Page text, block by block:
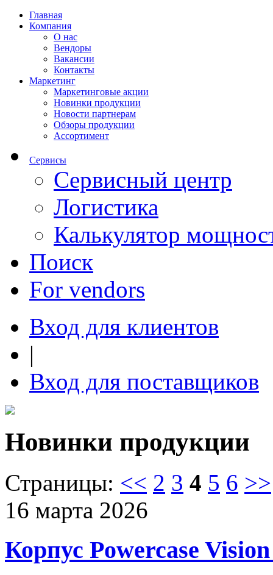
Главная
Компания
О нас
Вендоры
Вакансии
Контакты
Маркетинг
Маркетинговые акции
Новинки продукции
Новости партнерам
Обзоры продукции
Ассортимент
Сервисы
Сервисный центр
Логистика
Калькулятор
Поиск
For vendors
Вход для клиентов
|
Вход для поставщиков
Новинки продукции
Страницы: << 2 3 4 5 6 >>
16 марта 2026
Корпус Powercase